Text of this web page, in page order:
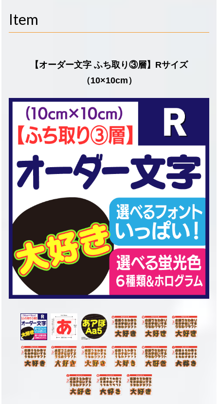
Item
【オーダー文字 ふち取り③層】Rサイズ
（10×10cm）